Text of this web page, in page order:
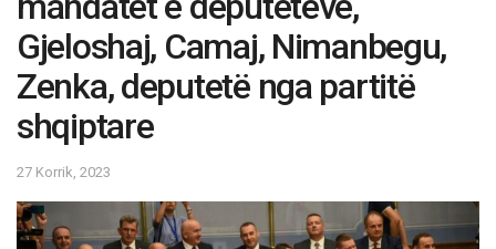
Gjeloshaj, Camaj, Nimanbegu,
Zenka, deputetë nga partitë
shqiptare
27 Korrik, 2023